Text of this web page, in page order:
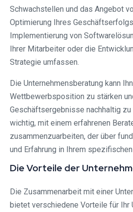
Schwachstellen und das Angebot
Optimierung Ihres
Implementierung von
Ihrer Mitarbeiter oder die
Strategie umfassen.
Die Unternehmensberatung kann
Wettbewerbsposition zu stärken
Geschäftsergebnisse nachhaltig
wichtig, mit einem erfahrenen
zusammenzuarbeiten, der über
und Erfahrung in Ihrem
Die Vorteile der
Die Zusammenarbeit mit einer
bietet verschiedene Vorteile für Ihr